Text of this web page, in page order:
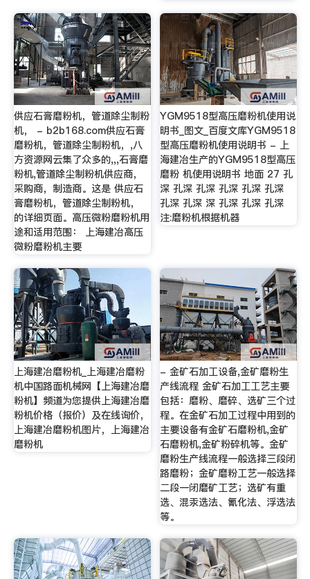
供应石膏磨粉机，管道除尘制粉
机， - b2b168.com供应石膏
磨粉机，管道除尘制粉机，,八
方资源网云集了众多的,,,石膏磨
粉机,管道除尘制粉机供应商，
采购商，制造商。这是 供应石
膏磨粉机，管道除尘制粉机，
的详细页面。高压微粉磨粉机用
途和适用范围： 上海建冶高压
微粉磨粉机主要
YGM9518型高压磨粉机使用说
明书_图文_百度文库YGM9518
型高压磨粉机使用说明书 - 上
海建冶生产的YGM9518型高压
磨粉 机使用说明书 地面 27 孔
深 孔深 孔深 孔深 孔深 孔深
孔深 孔深 深 孔深 孔深 孔深
注:磨粉机根据机器
上海建冶磨粉机_上海建冶磨粉
机中国路面机械网【上海建冶磨
粉机】频道为您提供上海建冶磨
粉机价格（报价）及在线询价，
上海建冶磨粉机图片，上海建冶
磨粉机
- 金矿石加工设备,金矿磨粉生
产线流程 金矿石加工工艺主要
包括：磨粉、磨碎、选矿三个过
程。在金矿石加工过程中用到的
主要设备有金矿石磨粉机,金矿
石磨粉机,金矿粉碎机等。金矿
磨粉生产线流程一般选择三段闭
路磨粉；金矿磨粉工艺一般选择
二段一闭磨矿工艺；选矿有重
选、混汞选法、氰化法、浮选法
等。